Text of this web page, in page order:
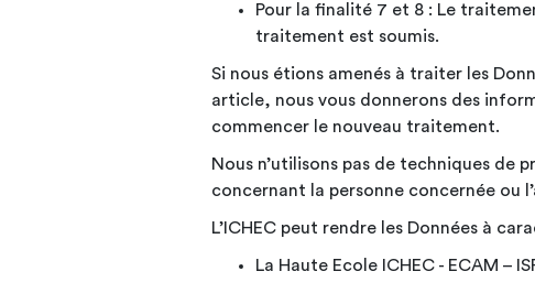
Pour la finalité 7 et 8 : Le
traitement est soumis.
Si nous étions amenés à traiter les
article, nous vous donnerons des
commencer le nouveau traitement.
Nous n’utilisons pas de techniques
concernant la personne concernée ou
L’ICHEC peut rendre les Données à
La Haute Ecole ICHEC - ECAM –